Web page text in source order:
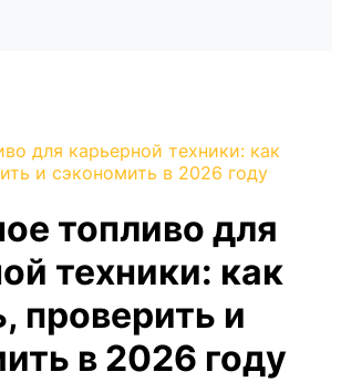
для карьерной техники: как
и сэкономить в 2026 году
топливо для
техники: как
проверить и
в 2026 году